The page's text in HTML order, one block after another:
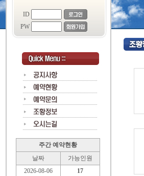
ID
PW
주간 예약현황
날짜
가능인원
2026-08-06
17